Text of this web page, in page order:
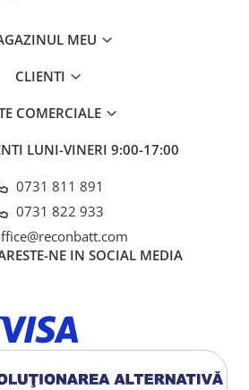
MEU
CLIENTI
COMERCIALE
LUNI-VINERI 9:00-17:00
0731 811 891
0731 822 933
NE IN SOCIAL MEDIA